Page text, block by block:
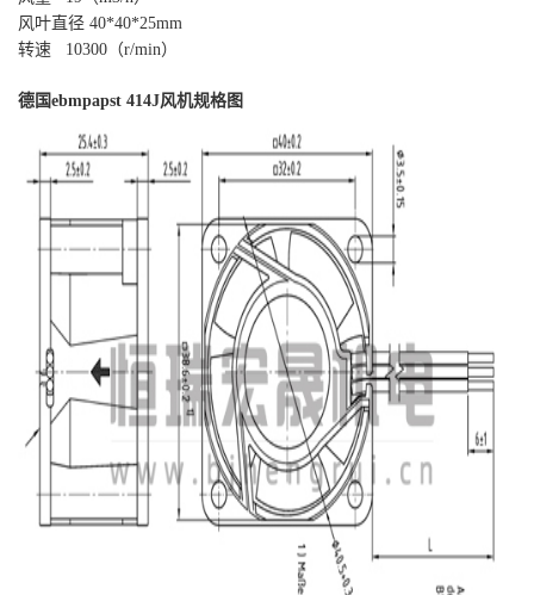
风叶直径 40*40*25mm
转速 10300（r/min）
德国ebmpapst 414J风机规格图